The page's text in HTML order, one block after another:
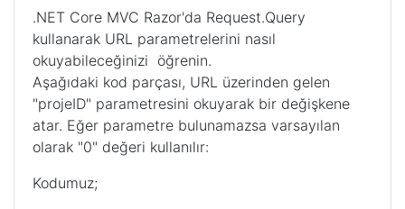
.NET Core MVC Razor'da Request.Query
kullanarak URL parametrelerini nasıl
okuyabileceğinizi öğrenin.
Aşağıdaki kod parçası, URL üzerinden gelen
"projeID" parametresini okuyarak bir değişkene
atar. Eğer parametre bulunamazsa varsayılan
olarak "0" değeri kullanılır:
Kodumuz;